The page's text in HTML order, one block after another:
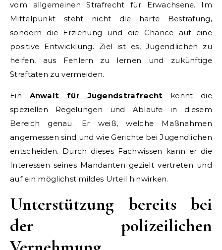
vom allgemeinen Strafrecht für Erwachsene. Im
Mittelpunkt steht nicht die harte Bestrafung,
sondern die Erziehung und die Chance auf eine
positive Entwicklung. Ziel ist es, Jugendlichen zu
helfen, aus Fehlern zu lernen und zukünftige
Straftaten zu vermeiden.
Ein Anwalt für Jugendstrafrecht kennt die
speziellen Regelungen und Abläufe in diesem
Bereich genau. Er weiß, welche Maßnahmen
angemessen sind und wie Gerichte bei Jugendlichen
entscheiden. Durch dieses Fachwissen kann er die
Interessen seines Mandanten gezielt vertreten und
auf ein möglichst mildes Urteil hinwirken.
Unterstützung bereits bei
der polizeilichen